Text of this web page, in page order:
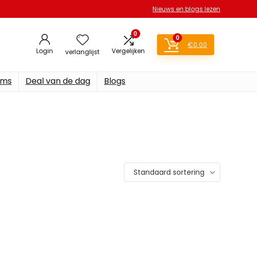
Nieuws en blogs lezen
Login verlanglijst
0
Vergelijken
0
€0.00
Deal van de dag Blogs
Standaard sortering